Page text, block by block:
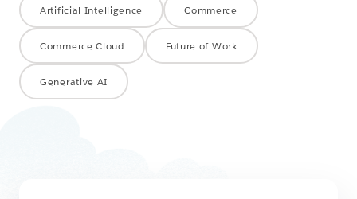
Artificial Intelligence Commerce
Commerce Cloud Future of Work
Generative AI